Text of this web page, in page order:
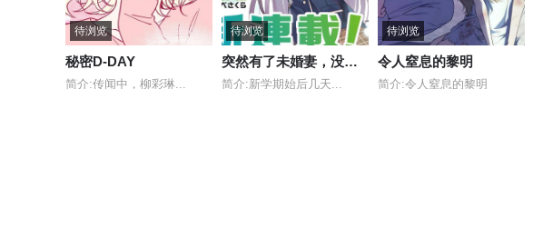
待浏览
秘密D-DAY
简介:传闻中，柳彩琳...
待浏览
突然有了未婚妻，没想到对方竟是闻名全校的“反派千金”，这该如何是好？
简介:新学期始后几天...
待浏览
令人窒息的黎明
简介:令人窒息的黎明